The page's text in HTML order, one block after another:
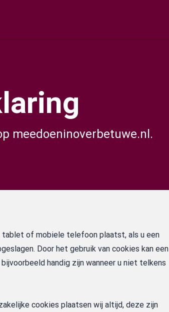
meedoeninoverbetuwe.nl.
of mobiele telefoon plaatst, als u een
Door het gebruik van cookies kan een
handig zijn wanneer u niet telkens
cookies plaatsen wij altijd, deze zijn